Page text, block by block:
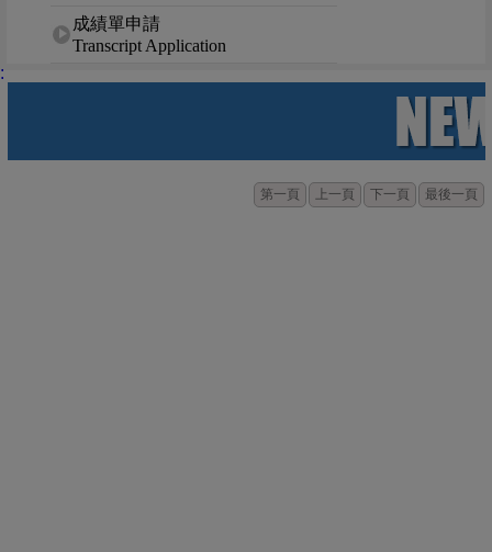
成績單申請
Transcript Application
第一頁 上一頁 下一頁 最後一頁